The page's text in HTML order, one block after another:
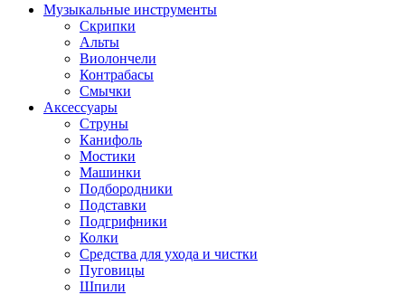
Музыкальные инструменты
Скрипки
Альты
Виолончели
Контрабасы
Смычки
Аксессуары
Струны
Канифоль
Мостики
Машинки
Подбородники
Подставки
Подгрифники
Колки
Средства для ухода и чистки
Пуговицы
Шпили